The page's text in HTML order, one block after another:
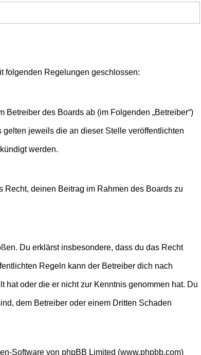
folgenden Regelungen geschlossen:
Betreiber des Boards ab (im Folgenden „Betreiber“)
jeweils die an dieser Stelle veröffentlichten
werden.
deinen Beitrag im Rahmen des Boards zu
Du erklärst insbesondere, dass du das Recht
Regeln kann der Betreiber dich nach
hat oder die er nicht zur Kenntnis genommen hat. Du
dem Betreiber oder einem Dritten Schaden
Software von phpBB Limited (www.phpbb.com)